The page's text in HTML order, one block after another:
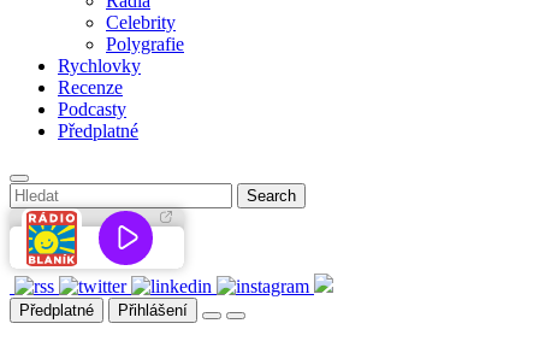
Celebrity
Polygrafie
Rychlovky
Recenze
Podcasty
Předplatné
Předplatné Přihlášení